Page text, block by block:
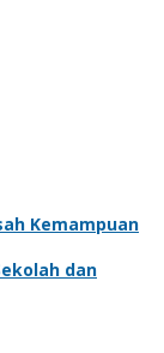
Kemampuan
dan